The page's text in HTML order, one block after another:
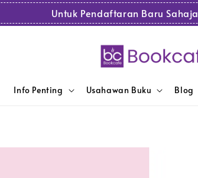
Untuk Pendaftaran Baru Sahaja
Info Penting Usahawan Buku Blog